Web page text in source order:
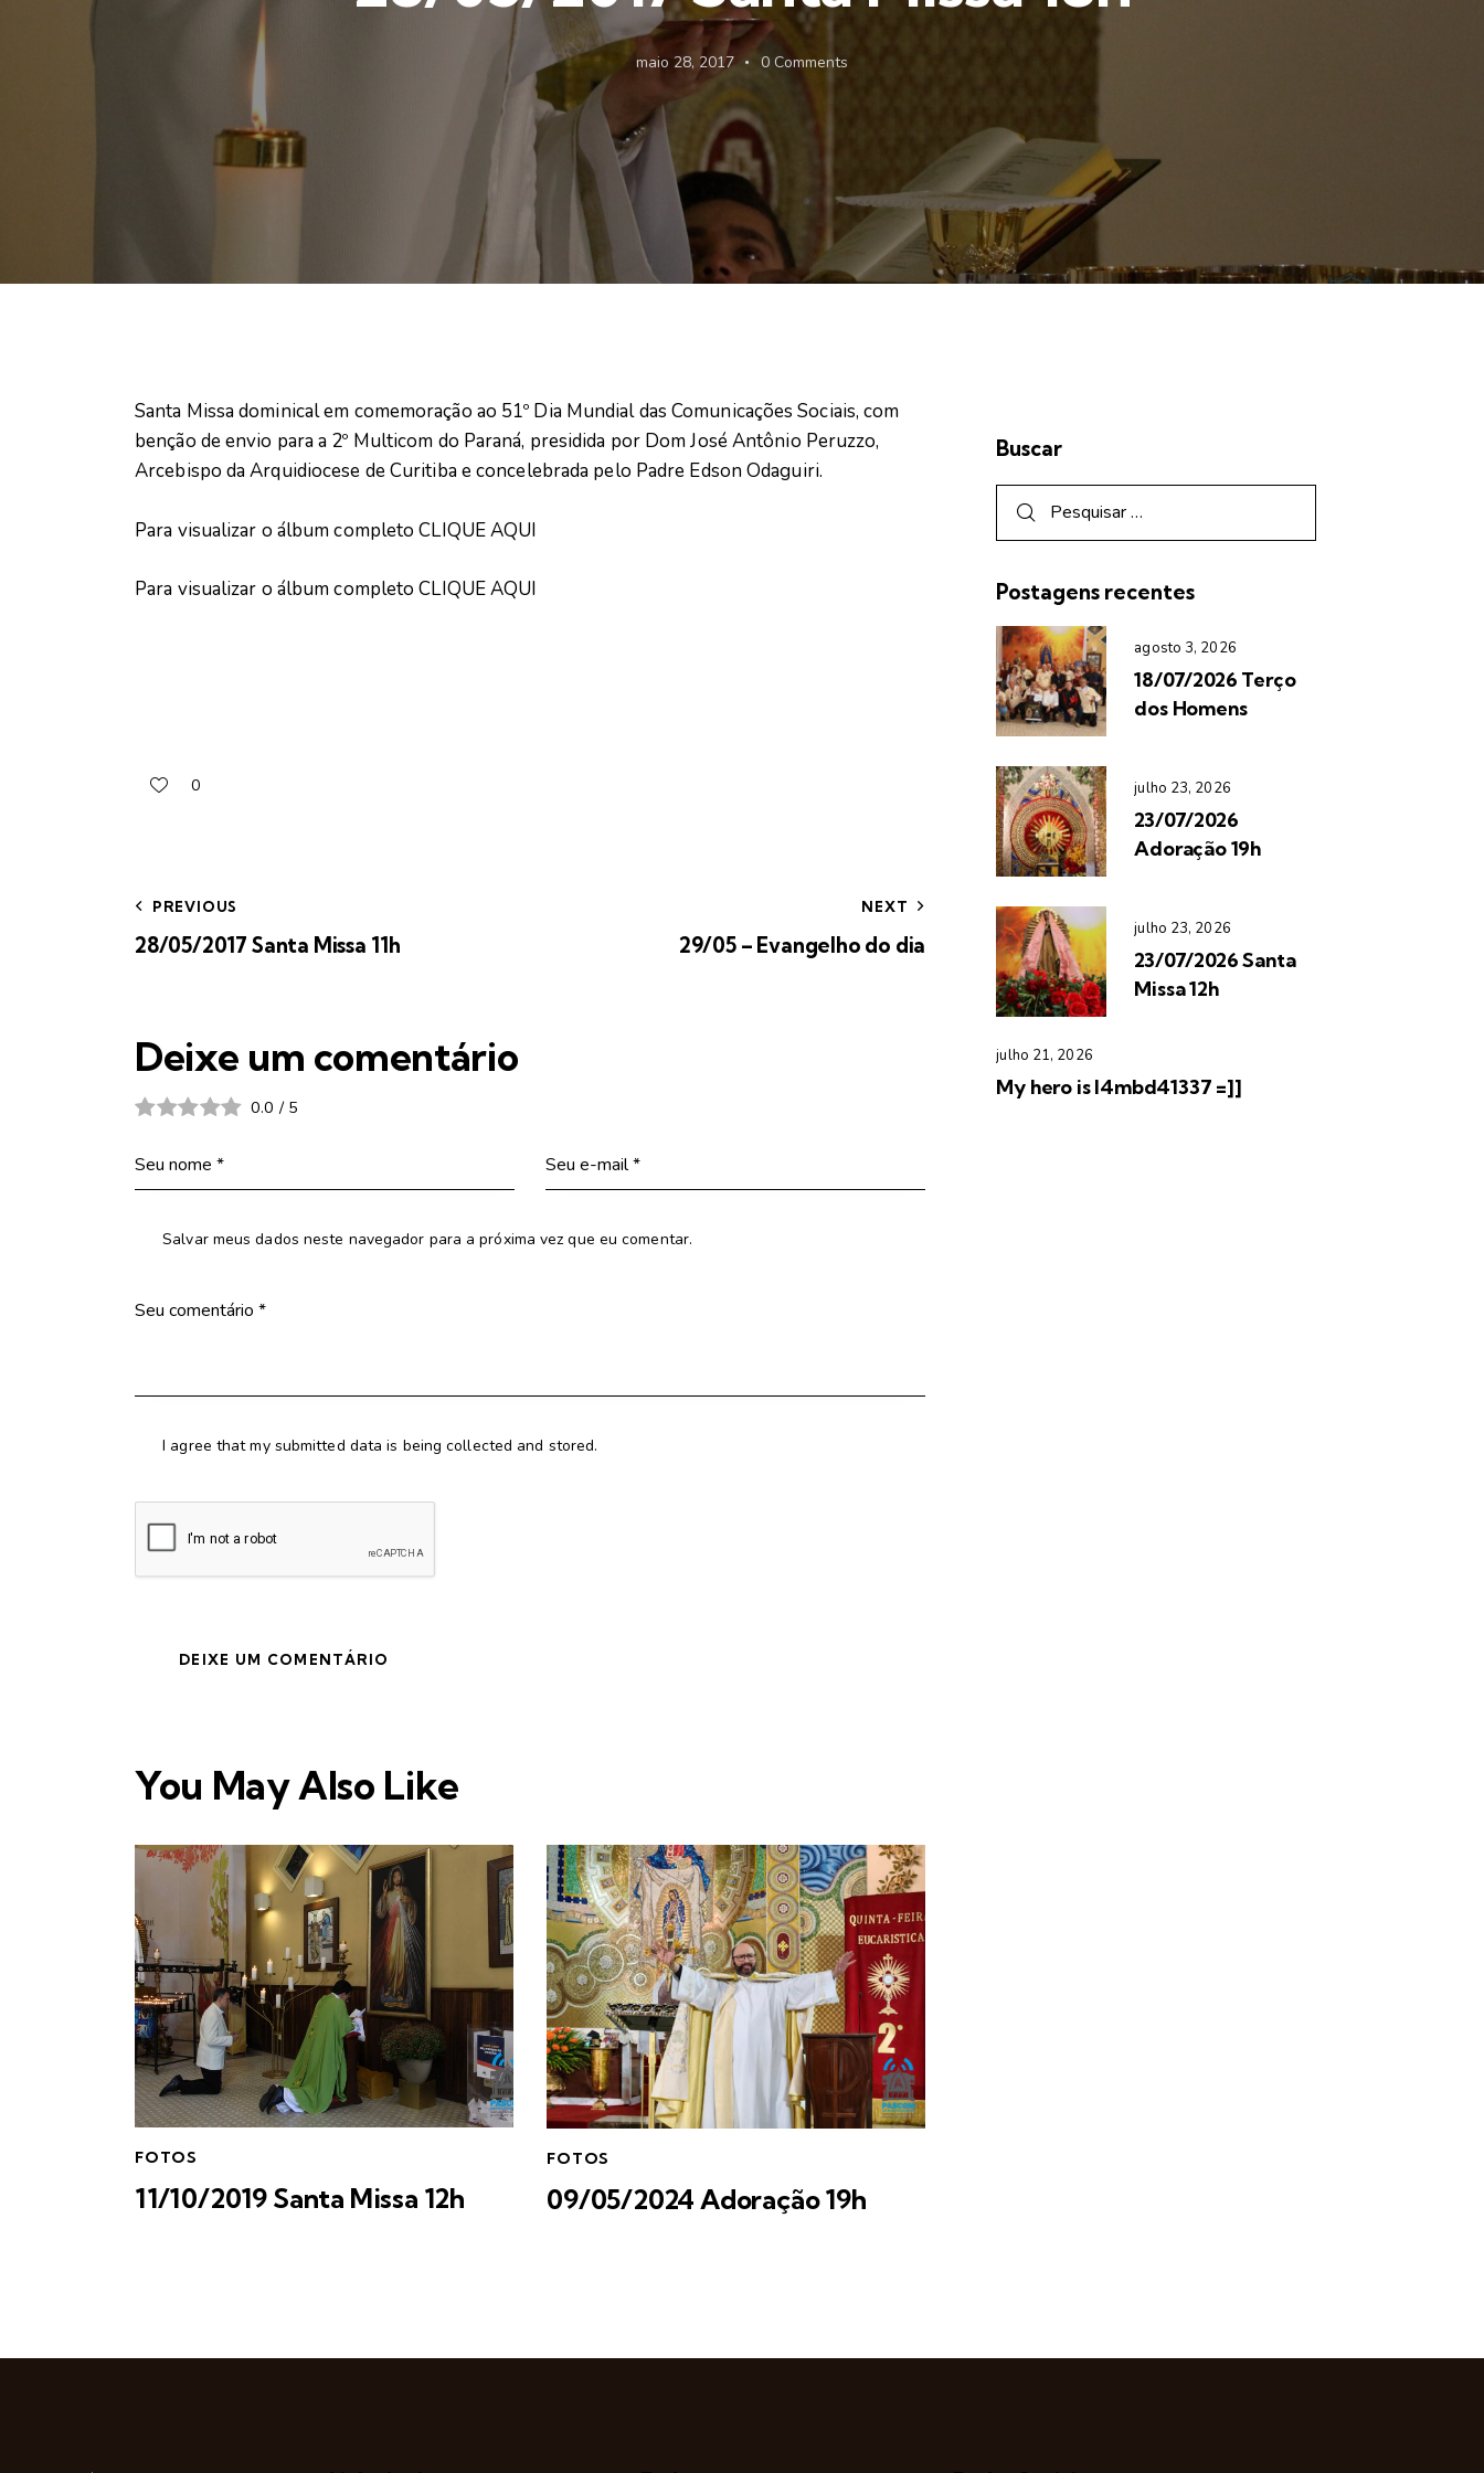
maio 28, 2017 0 Comments
Santa Missa dominical em comemoração ao 51º Dia Mundial das Comunicações Sociais, com
benção de envio para a 2º Multicom do Paraná, presidida por Dom José Antônio Peruzzo,
Arcebispo da Arquidiocese de Curitiba e concelebrada pelo Padre Edson Odaguiri.
Para visualizar o álbum completoCLIQUE AQUI
Para visualizar o álbum completoCLIQUE AQUI
0
PREVIOUS
28/05/2017 Santa Missa 11h
NEXT
29/05 – Evangelho do dia
Deixe um comentário
0.0 / 5
Salvar meus dados neste navegador para a próxima vez que eu comentar.
I agree that my submitted data is being collected and stored.
You May Also Like
FOTOS
11/10/2019 Santa Missa 12h
FOTOS
09/05/2024 Adoração 19h
Buscar
Postagens recentes
agosto 3, 2026
18/07/2026 Terço
dos Homens
julho 23, 2026
23/07/2026
Adoração 19h
julho 23, 2026
23/07/2026 Santa
Missa 12h
julho 21, 2026
My hero is l4mbd41337 =]]